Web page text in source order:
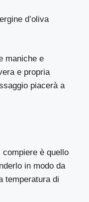
d’oliva
maniche e
e propria
piacerà a
è quello
in modo da
temperatura di